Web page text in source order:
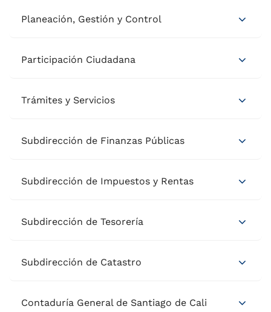
Planeación, Gestión y Control
Participación Ciudadana
Trámites y Servicios
Subdirección de Finanzas Públicas
Subdirección de Impuestos y Rentas
Subdirección de Tesorería
Subdirección de Catastro
Contaduría General de Santiago de Cali